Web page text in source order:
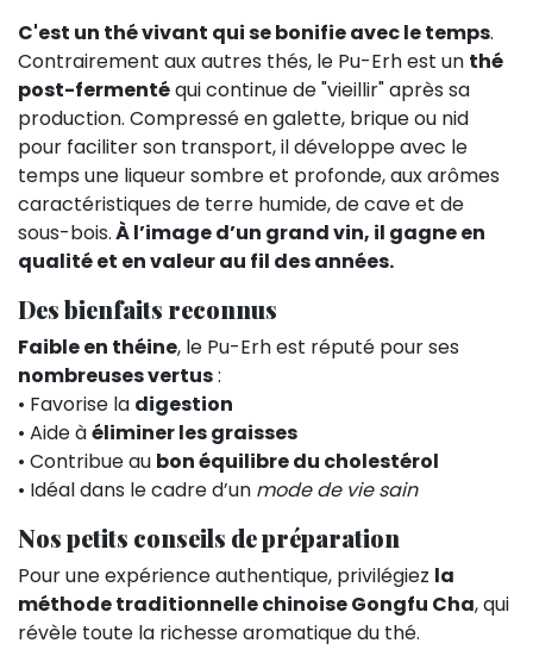
C'est un thé vivant qui se bonifie avec le temps.
Contrairement aux autres thés, le Pu-Erh est un thé
post-fermentéqui continue de "vieillir" après sa
production. Compressé en galette, brique ou nid
pour faciliter son transport, il développe avec le
temps une liqueur sombre et profonde, aux arômes
caractéristiques de terre humide, de cave et de
sous-bois.À l’image d’un grand vin, il gagne en
qualité et en valeur au fil des années.
Des bienfaits reconnus
Faible en théine, le Pu-Erh est réputé pour ses
nombreuses vertus:
• Favorise la digestion
• Aide àéliminer les graisses
• Contribue au bon équilibre du cholestérol
• Idéal dans le cadre d’un mode de vie sain
Nos petits conseils de préparation
Pour une expérience authentique, privilégiez la
méthode traditionnelle chinoise Gongfu Cha, qui
révèle toute la richesse aromatique du thé.